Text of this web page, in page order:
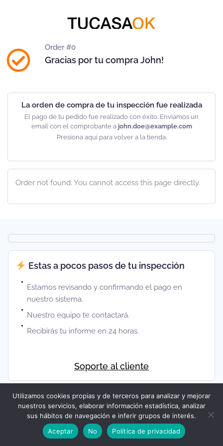
Order #0
Gracias por tu compra John!
La orden de compra de tu inspección fue realizada
El pago de tu pedido fue realizado con éxito. Enviamos un
email con el comprobante a john.doe@example.com
Presiona aquí para volver a la tienda.
Order not found. You cannot access this page directly.
Estas a pocos pasos de tu inspección
Estamos revisando y confirmando el pago en
nuestro sistema.
Nuestro equipo te contactará.
Recibirás tu informe en 24 horas.
Soporte al cliente
Utilizamos cookies propias y de terceros para analizar y mejorar
nuestros servicios, elaborar información estadística, analizar
sus hábitos de navegación e inferir grupos de interés.
Aceptar
No Política de privacidad